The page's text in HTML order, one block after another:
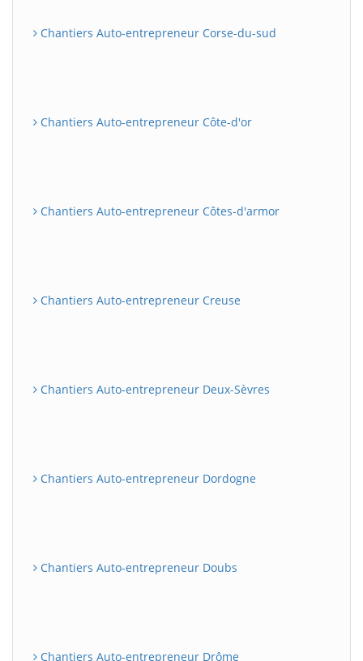
Chantiers Auto-entrepreneur Corse-du-sud
Chantiers Auto-entrepreneur Côte-d'or
Chantiers Auto-entrepreneur Côtes-d'armor
Chantiers Auto-entrepreneur Creuse
Chantiers Auto-entrepreneur Deux-Sèvres
Chantiers Auto-entrepreneur Dordogne
Chantiers Auto-entrepreneur Doubs
Chantiers Auto-entrepreneur Drôme